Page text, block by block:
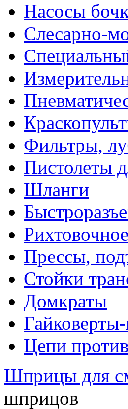
Насосы
Слесарно-
Фильтры,
Пистолеты
Шланги
Прессы,
Стойки
Домкраты
Цепи
Шприцы для
шприцов